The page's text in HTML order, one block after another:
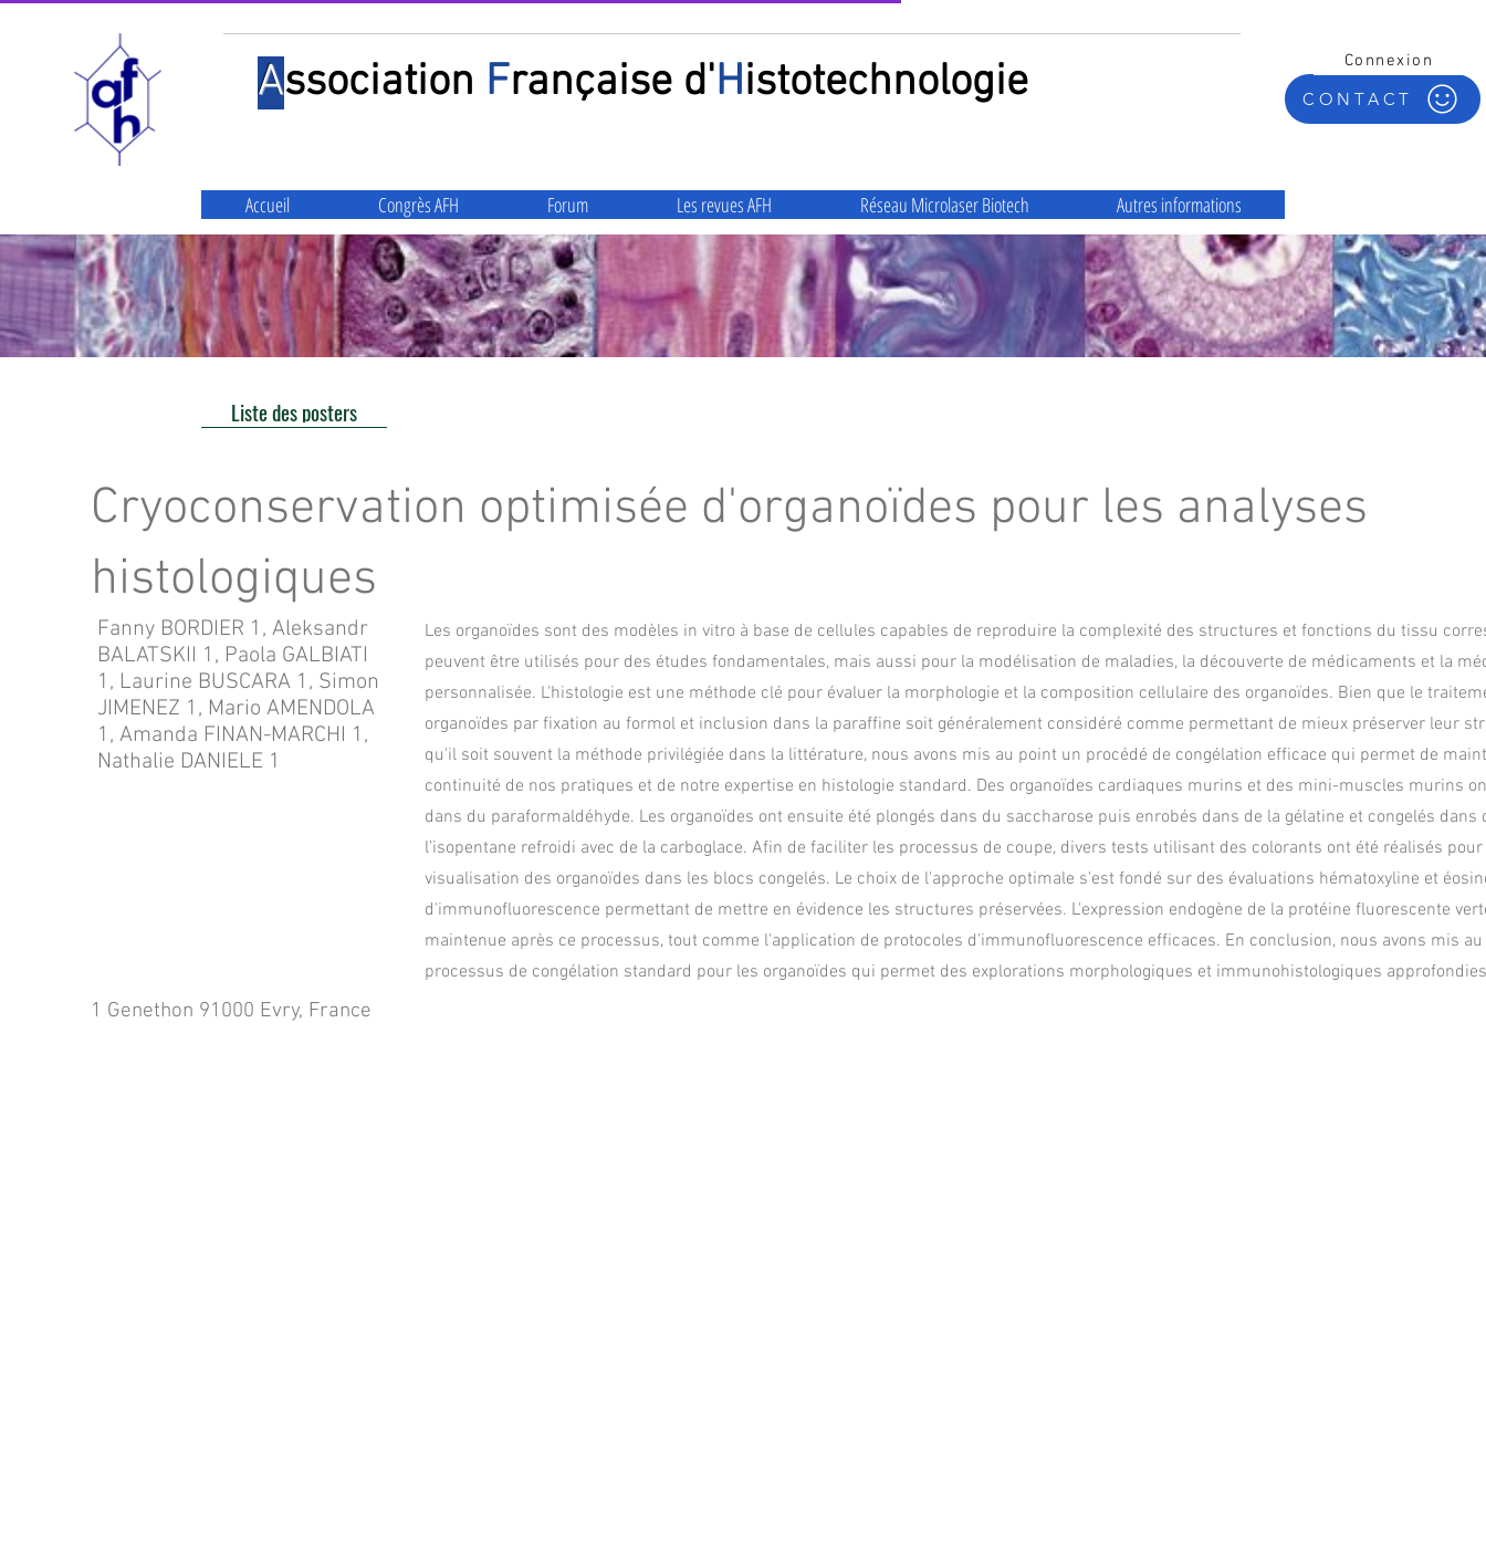
Association Française d'Histotechnologie CONTACT
Connexion
Accueil Congrès AFH Forum Les revues AFH Réseau Microlaser Biotech Autres informations
Liste des posters
Cryoconservation optimisée d'organoïdes pour les analyses
histologiques
Fanny BORDIER 1, Aleksandr
BALATSKII 1, Paola GALBIATI
1, Laurine BUSCARA 1, Simon
JIMENEZ 1, Mario AMENDOLA
1, Amanda FINAN-MARCHI 1,
Nathalie DANIELE 1
Les organoïdes sont des modèles in vitro à base de cellules capables de reproduire la complexité des structures et fonctions du tissu
peuvent être utilisés pour des études fondamentales, mais aussi pour la modélisation de maladies, la découverte de médicaments et la
personnalisée. L'histologie est une méthode clé pour évaluer la morphologie et la composition cellulaire des organoïdes. Bien que le
organoïdes par fixation au formol et inclusion dans la paraffine soit généralement considéré comme permettant de mieux préserver leur
qu'il soit souvent la méthode privilégiée dans la littérature, nous avons mis au point un procédé de congélation efficace qui permet de
continuité de nos pratiques et de notre expertise en histologie standard. Des organoïdes cardiaques murins et des mini-muscles murins
dans du paraformaldéhyde. Les organoïdes ont ensuite été plongés dans du saccharose puis enrobés dans de la gélatine et congelés dans
l’isopentane refroidi avec de la carboglace. Afin de faciliter les processus de coupe, divers tests utilisant des colorants ont été réalisés
visualisation des organoïdes dans les blocs congelés. Le choix de l'approche optimale s'est fondé sur des évaluations hématoxyline et
d'immunofluorescence permettant de mettre en évidence les structures préservées. L'expression endogène de la protéine fluorescente
maintenue après ce processus, tout comme l'application de protocoles d'immunofluorescence efficaces. En conclusion, nous avons mis
processus de congélation standard pour les organoïdes qui permet des explorations morphologiques et immunohistologiques
1 Genethon 91000 Evry, France